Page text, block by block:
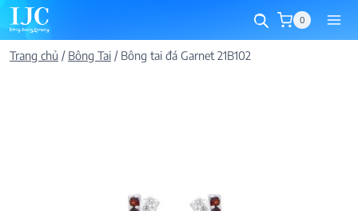
Skip
to
content
0
Trang chủ / Bông Tai / Bông tai đá Garnet 21B102